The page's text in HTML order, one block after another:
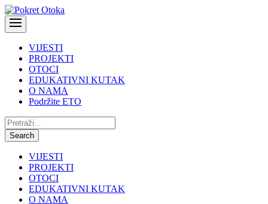
VIJESTI
PROJEKTI
OTOCI
EDUKATIVNI KUTAK
O NAMA
Podržite ETO
Pretraži:
Search
VIJESTI
PROJEKTI
OTOCI
EDUKATIVNI KUTAK
O NAMA